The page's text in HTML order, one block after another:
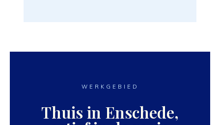
WERKGEBIED
Thuis in Enschede,